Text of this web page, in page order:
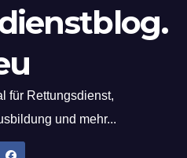
für Rettungsdienst,
und mehr...